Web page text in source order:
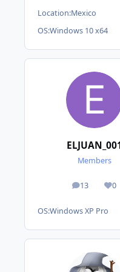
Location:Mexico
OS:Windows 10 x64
Members
13
posts 0
OS:Windows XP Pro